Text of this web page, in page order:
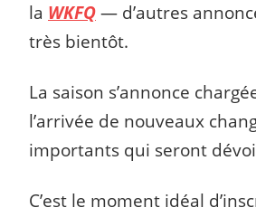
la WKFQ — d’autres
très bientôt.
La saison s’annonce
l’arrivée de nouveaux
importants qui seront
C’est le moment idéal